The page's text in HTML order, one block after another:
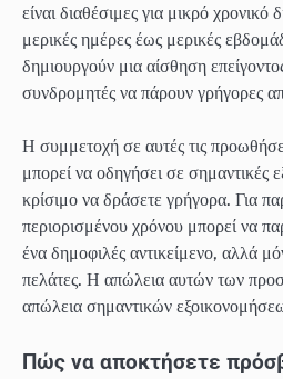
είναι διαθέσιμες για μικρό
μερικές ημέρες έως μερικές
δημιουργούν μια αίσθηση
συνδρομητές να πάρουν γρήγορες
Η συμμετοχή σε αυτές τις
μπορεί να οδηγήσει σε σημαντικές
κρίσιμο να δράσετε γρήγορα. Για
περιορισμένου χρόνου μπορεί να
ένα δημοφιλές αντικείμενο, αλλά
πελάτες. Η απώλεια αυτών των
απώλεια σημαντικών
Πώς να αποκτήσετε